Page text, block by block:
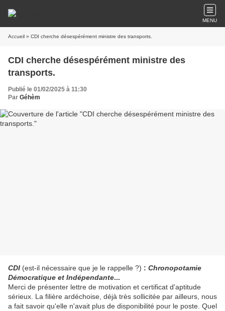
MENU
Accueil » CDI cherche désespérément ministre des transports.
CDI cherche désespérément ministre des
transports.
Publié le 01/02/2025 à 11:30
Par Géhèm
CDI (est-il nécessaire que je le rappelle ?) : Chronopotamie
Démocratique et Indépendante...
Merci de présenter lettre de motivation et certificat d'aptitude
sérieux. La filière ardéchoise, déjà très sollicitée par ailleurs, nous
a fait savoir qu'elle n'avait plus de disponibilité pour le poste. Quel